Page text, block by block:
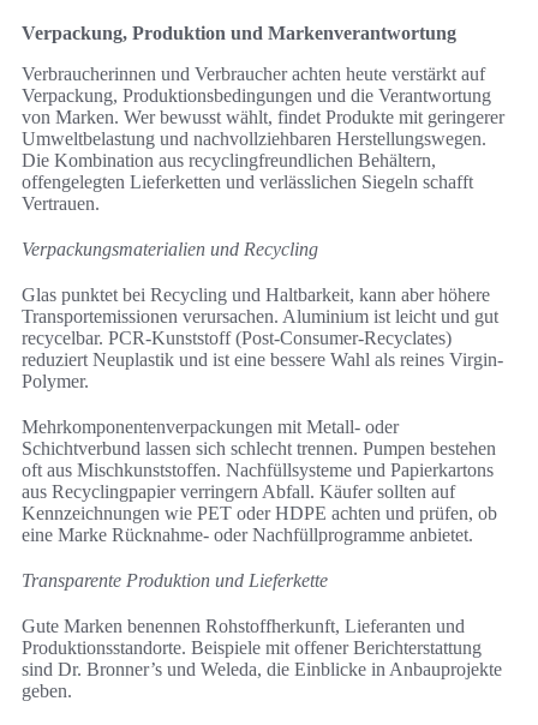
Verpackung, Produktion und Markenverantwortung
Verbraucherinnen und Verbraucher achten heute verstärkt auf
Verpackung, Produktionsbedingungen und die Verantwortung
von Marken. Wer bewusst wählt, findet Produkte mit geringerer
Umweltbelastung und nachvollziehbaren Herstellungswegen.
Die Kombination aus recyclingfreundlichen Behältern,
offengelegten Lieferketten und verlässlichen Siegeln schafft
Vertrauen.
Verpackungsmaterialien und Recycling
Glas punktet bei Recycling und Haltbarkeit, kann aber höhere
Transportemissionen verursachen. Aluminium ist leicht und gut
recycelbar. PCR-Kunststoff (Post-Consumer-Recyclates)
reduziert Neuplastik und ist eine bessere Wahl als reines Virgin-
Polymer.
Mehrkomponentenverpackungen mit Metall- oder
Schichtverbund lassen sich schlecht trennen. Pumpen bestehen
oft aus Mischkunststoffen. Nachfüllsysteme und Papierkartons
aus Recyclingpapier verringern Abfall. Käufer sollten auf
Kennzeichnungen wie PET oder HDPE achten und prüfen, ob
eine Marke Rücknahme- oder Nachfüllprogramme anbietet.
Transparente Produktion und Lieferkette
Gute Marken benennen Rohstoffherkunft, Lieferanten und
Produktionsstandorte. Beispiele mit offener Berichterstattung
sind Dr. Bronner’s und Weleda, die Einblicke in Anbauprojekte
geben.